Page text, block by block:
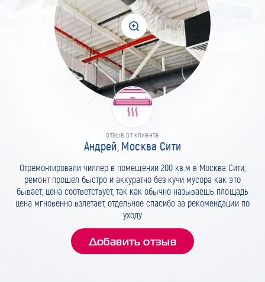
отзыв от клиента
Андрей, Москва Сити
Отремонтировали чиллер в помещении 200 кв.м в Москва Сити,
ремонт прошел быстро и аккуратно без кучи мусора как это
бывает, цена соответствует, так как обычно называешь площадь
цена мгновенно взлетает, отдельное спасибо за рекомендации по
уходу
Добавить отзыв